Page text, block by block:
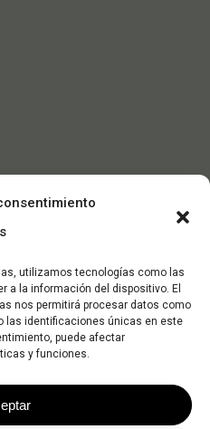
utilizamos tecnologías como las
a la información del dispositivo. El
nos permitirá procesar datos como
las identificaciones únicas en este
puede afectar
y funciones.